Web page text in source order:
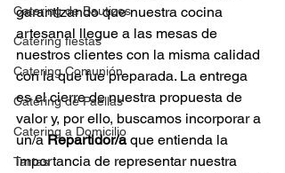
Catering de Bautizos
Catering fiestas
Catering Comunión
Catering de Paellas
Catering a Domicilio
Tartas
garantizando que nuestra cocina
artesanal llegue a las mesas de
nuestros clientes con la misma calidad
con la que fue preparada. La entrega
es el cierre de nuestra propuesta de
valor y, por ello, buscamos incorporar a
un/a Repartidor/a que entienda la
importancia de representar nuestra